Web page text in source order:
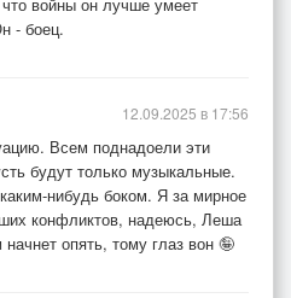
- боец.
Всем поднадоели эти
будут только музыкальные.
нибудь боком. Я за мирное
конфликтов, надеюсь, Леша
опять, тому глаз вон 🤪
12.09.2025 в 17:56